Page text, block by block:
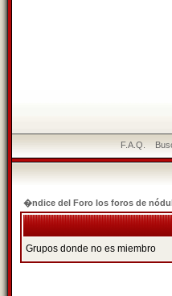
F.A.Q.
�ndice del Foro los foros de
Grupos donde no es miembro